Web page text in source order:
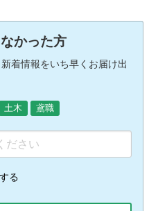
かった方
着情報をいち早くお届け出
土木 鳶職
る